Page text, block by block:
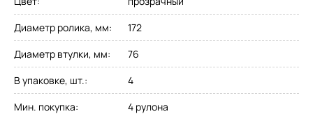
Диаметр ролика, мм:
172
Диаметр втулки, мм:
76
В упаковке, шт.:
4
Мин. покупка:
4 рулона